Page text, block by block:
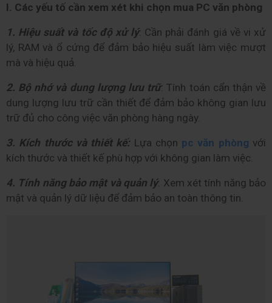
I. Các yếu tố cần xem xét khi chọn mua PC văn phòng
1. Hiệu suất và tốc độ xử lý: Cần phải đánh giá về vi xử
lý, RAM và ổ cứng để đảm bảo hiệu suất làm việc mượt
mà và hiệu quả.
2. Bộ nhớ và dung lượng lưu trữ: Tính toán cẩn thận về
dung lượng lưu trữ cần thiết để đảm bảo không gian lưu
trữ đủ cho công việc văn phòng hàng ngày.
3. Kích thước và thiết kế: Lựa chọn pc văn phòng với
kích thước và thiết kế phù hợp với không gian làm việc.
4. Tính năng bảo mật và quản lý: Xem xét tính năng bảo
mật và quản lý dữ liệu để đảm bảo an toàn thông tin.